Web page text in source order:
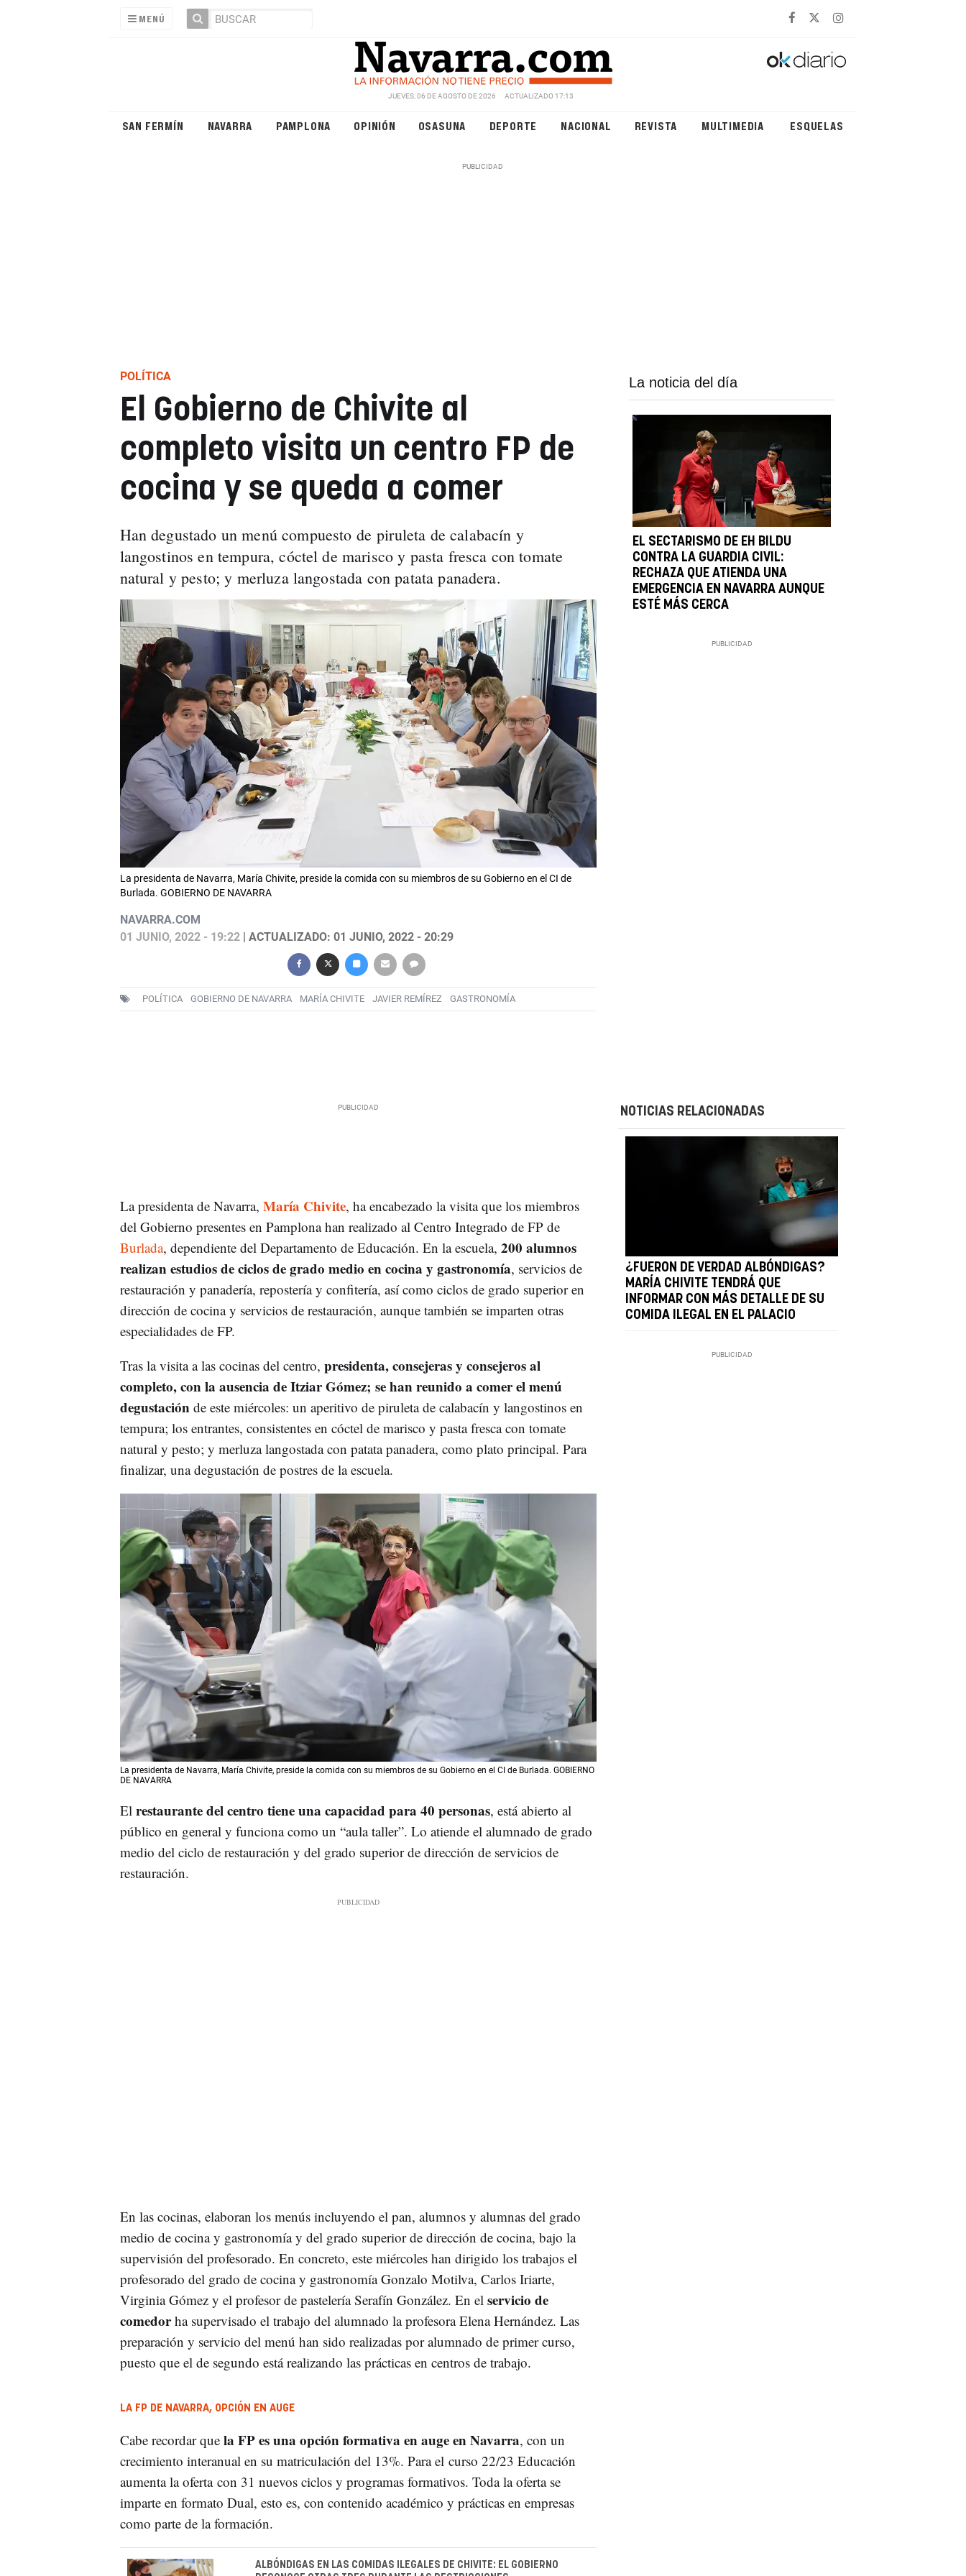
MENÚ
JUEVES, 06 DE AGOSTO DE 2026 ACTUALIZADO 17:13
SAN FERMÍN NAVARRA PAMPLONA OPINIÓN OSASUNA DEPORTE NACIONAL REVISTA MULTIMEDIA ESQUELAS
POLÍTICA
El Gobierno de Chivite al
completo visita un centro FP de
cocina y se queda a comer
Han degustado un menú compuesto de piruleta de calabacín y
langostinos en tempura, cóctel de marisco y pasta fresca con tomate
natural y pesto; y merluza langostada con patata panadera.
La presidenta de Navarra, María Chivite, preside la comida con su miembros de su Gobierno en el CI de
Burlada. GOBIERNO DE NAVARRA
NAVARRA.COM
01 JUNIO, 2022 - 19:22| ACTUALIZADO: 01 JUNIO, 2022 - 20:29
POLÍTICA GOBIERNO DE NAVARRA MARÍA CHIVITE JAVIER REMÍREZ GASTRONOMÍA
La noticia del día
EL SECTARISMO DE EH BILDU
CONTRA LA GUARDIA CIVIL:
RECHAZA QUE ATIENDA UNA
EMERGENCIA EN NAVARRA AUNQUE
ESTÉ MÁS CERCA
La presidenta de Navarra, María Chivite, ha encabezado la visita que los miembros
del Gobierno presentes en Pamplona han realizado al Centro Integrado de FP de
Burlada, dependiente del Departamento de Educación. En la escuela, 200 alumnos
realizan estudios de ciclos de grado medio en cocina y gastronomía, servicios de
restauración y panadería, repostería y confitería, así como ciclos de grado superior en
dirección de cocina y servicios de restauración, aunque también se imparten otras
especialidades de FP.
Tras la visita a las cocinas del centro, presidenta, consejeras y consejeros al
completo, con la ausencia de Itziar Gómez; se han reunido a comer el menú
degustación de este miércoles: un aperitivo de piruleta de calabacín y langostinos en
tempura; los entrantes, consistentes en cóctel de marisco y pasta fresca con tomate
natural y pesto; y merluza langostada con patata panadera, como plato principal. Para
finalizar, una degustación de postres de la escuela.
La presidenta de Navarra, María Chivite, preside la comida con su miembros de su Gobierno en el CI de Burlada. GOBIERNO
DE NAVARRA
Elrestaurante del centro tiene una capacidad para 40 personas, está abierto al
público en general y funciona como un “aula taller”. Lo atiende el alumnado de grado
medio del ciclo de restauración y del grado superior de dirección de servicios de
restauración.
En las cocinas, elaboran los menús incluyendo el pan, alumnos y alumnas del grado
medio de cocina y gastronomía y del grado superior de dirección de cocina, bajo la
supervisión del profesorado. En concreto, este miércoles han dirigido los trabajos el
profesorado del grado de cocina y gastronomía Gonzalo Motilva, Carlos Iriarte,
Virginia Gómez y el profesor de pastelería Serafín González. En el servicio de
comedorha supervisado el trabajo del alumnado la profesora Elena Hernández. Las
preparación y servicio del menú han sido realizadas por alumnado de primer curso,
puesto que el de segundo está realizando las prácticas en centros de trabajo.
LA FP DE NAVARRA, OPCIÓN EN AUGE
Cabe recordar quela FP es una opción formativa en auge en Navarra, con un
crecimiento interanual en su matriculación del 13%. Para el curso 22/23 Educación
aumenta la oferta con 31 nuevos ciclos y programas formativos. Toda la oferta se
imparte en formato Dual, esto es, con contenido académico y prácticas en empresas
como parte de la formación.
ALBÓNDIGAS EN LAS COMIDAS ILEGALES DE CHIVITE: EL GOBIERNO
NOTICIAS RELACIONADAS
¿FUERON DE VERDAD ALBÓNDIGAS?
MARÍA CHIVITE TENDRÁ QUE
INFORMAR CON MÁS DETALLE DE SU
COMIDA ILEGAL EN EL PALACIO